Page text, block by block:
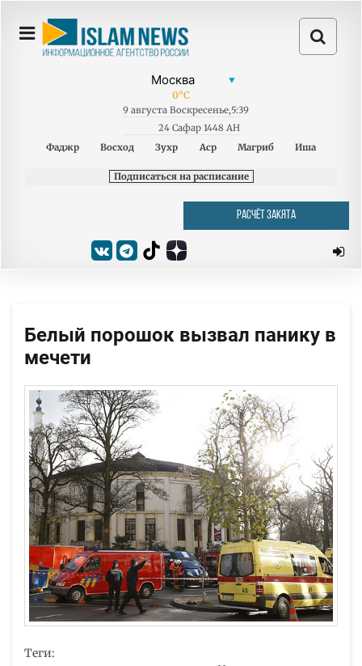
0°C
9 августа Воскресенье,5:39
24 Сафар 1448 AH
Фаджр
Восход Зухр Аср Магриб Иша
Подписаться на расписание
РАСЧЁТ ЗАКЯТА
Белый порошок вызвал панику в
мечети
Теги: